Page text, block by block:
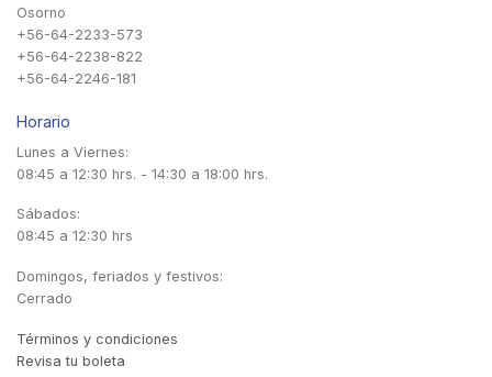
Osorno
+56-64-2233-573
+56-64-2238-822
+56-64-2246-181
Horario
Lunes a Viernes:
08:45 a 12:30 hrs. - 14:30 a 18:00 hrs.
Sábados:
08:45 a 12:30 hrs
Domingos, feriados y festivos:
Cerrado
Términos y condiciones
Revisa tu boleta